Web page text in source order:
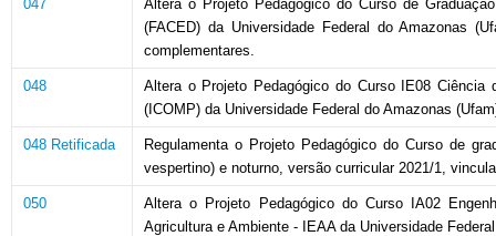
047
Altera o Projeto Pedagógico do Curso de
(FACED) da Universidade Federal do Amazonas
complementares.
048
Altera o Projeto Pedagógico do Curso IE08 Ciência
(ICOMP) da Universidade Federal do Amazonas
048 Retificada
Regulamenta o Projeto Pedagógico do Curso de
vespertino) e noturno, versão curricular 2021/1,
050
Altera o Projeto Pedagógico do Curso IA02
Agricultura e Ambiente - IEAA da Universidade